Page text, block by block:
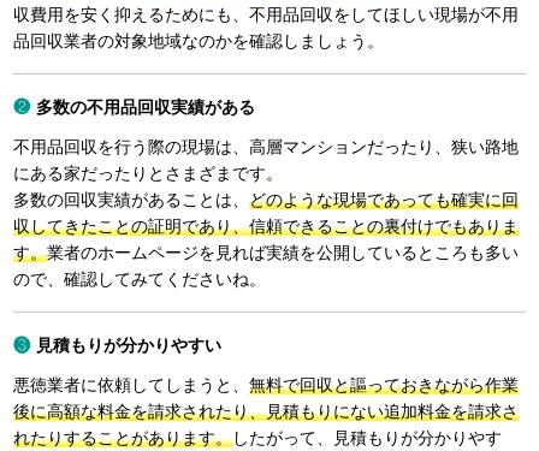
収費用を安く抑えるためにも、不用品回収をしてほしい現場が不用
品回収業者の対象地域なのかを確認しましょう。
多数の不用品回収実績がある
不用品回収を行う際の現場は、高層マンションだったり、狭い路地
にある家だったりとさまざまです。
多数の回収実績があることは、どのような現場であっても確実に回
収してきたことの証明であり、信頼できることの裏付けでもありま
す。業者のホームページを見れば実績を公開しているところも多い
ので、確認してみてくださいね。
見積もりが分かりやすい
悪徳業者に依頼してしまうと、無料で回収と謳っておきながら作業
後に高額な料金を請求されたり、見積もりにない追加料金を請求さ
れたりすることがあります。したがって、見積もりが分かりやす